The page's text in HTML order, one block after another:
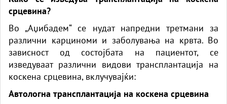
срцевина?
Во „Аџибадем“ се нудат напредни третмани за
различни карциноми и заболувања на крвта. Во
зависност од состојбата на пациентот, се
изведуваат различни видови трансплантација на
коскена срцевина, вклучувајќи:
Автологна трансплантација на коскена срцевина